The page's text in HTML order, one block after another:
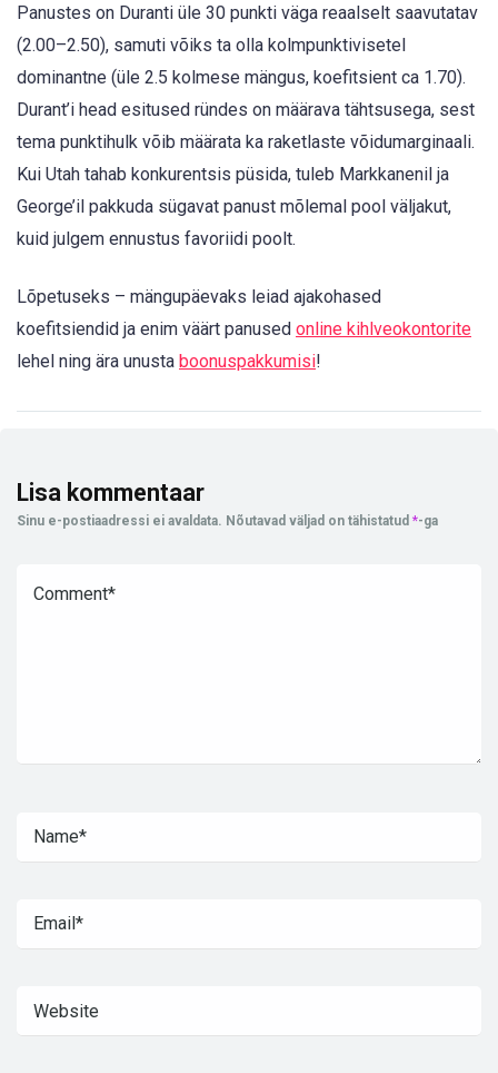
Panustes on Duranti üle 30 punkti väga reaalselt saavutatav
(2.00–2.50), samuti võiks ta olla kolmpunktivisetel
dominantne (üle 2.5 kolmese mängus, koefitsient ca 1.70).
Durant’i head esitused ründes on määrava tähtsusega, sest
tema punktihulk võib määrata ka raketlaste võidumarginaali.
Kui Utah tahab konkurentsis püsida, tuleb Markkanenil ja
George’il pakkuda sügavat panust mõlemal pool väljakut,
kuid julgem ennustus favoriidi poolt.
Lõpetuseks – mängupäevaks leiad ajakohased
koefitsiendid ja enim väärt panused online kihlveokontorite
lehel ning ära unusta boonuspakkumisi!
Lisa kommentaar
Sinu e-postiaadressi ei avaldata. Nõutavad väljad on tähistatud *-ga